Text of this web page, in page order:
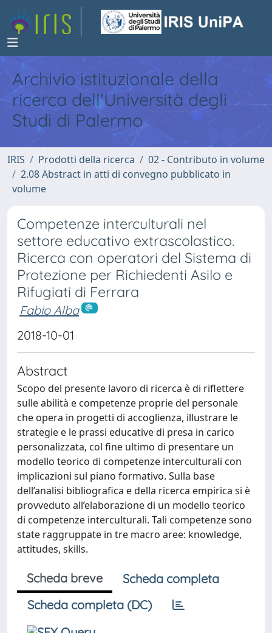
Archivio istituzionale della
ricerca dell'Università degli
Studi di Palermo
IRIS Prodotti della ricerca
02 - Contributo in volume
2.08 Abstract in atti di convegno pubblicato in
volume
Competenze interculturali nel
settore educativo extrascolastico.
Ricerca con operatori del Sistema di
Protezione per Richiedenti Asilo e
Rifugiati di Ferrara
Fabio Alba
2018-10-01
Abstract
Scopo del presente lavoro di ricerca è di riflettere
sulle abilità e competenze proprie del personale
che opera in progetti di accoglienza, illustrare le
strategie e le prassi educative di presa in carico
personalizzata, col fine ultimo di presentare un
modello teorico di competenze interculturali con
implicazioni sul piano formativo. Sulla base
dell’analisi bibliografica e della ricerca empirica si è
provveduto all’elaborazione di un modello teorico
di competenze interculturali. Tali competenze sono
state raggruppate in tre macro aree: knowledge,
attitudes, skills.
Scheda breve
Scheda completa
Scheda completa (DC)